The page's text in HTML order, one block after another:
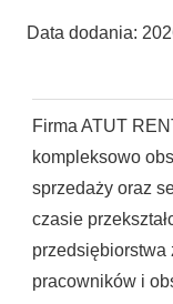
Data dodania:
Firma ATUT
kompleksowo
sprzedaży oraz
czasie
przedsiębiorstwa
pracowników i